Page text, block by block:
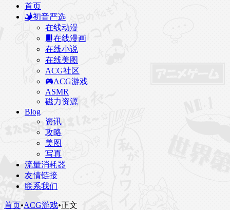
首页
初音严选
在线动漫
在线漫画
在线小说
在线美图
ACG社区
ACG游戏
ASMR
磁力资源
Blog
资讯
攻略
美图
写真
流量消耗器
友情链接
联系我们
首页•ACG游戏•正文